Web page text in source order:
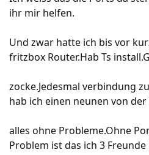
r
r
ihr mir helfen.
Und zwar hatte ich bis vor
fritzbox Router.Hab Ts
zocke.Jedesmal verbindung
hab ich einen neunen von
alles ohne Probleme.Ohne
Problem ist das ich 3